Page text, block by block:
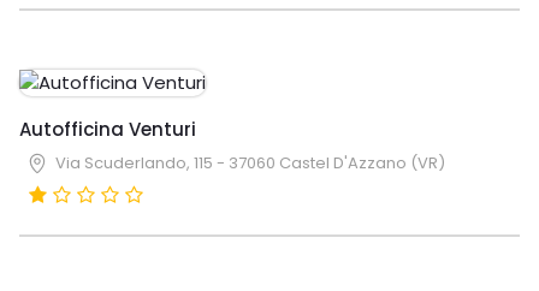
Autofficina Venturi
Via Scuderlando, 115 - 37060 Castel D'Azzano (VR)